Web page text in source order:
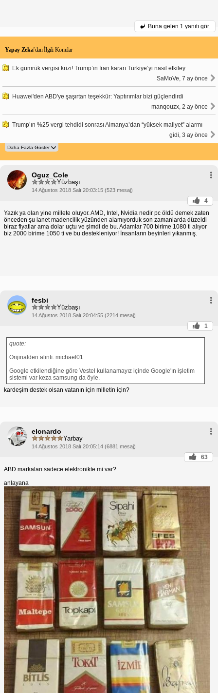
Buna gelen 1 yanıtı gör.
Yapay Zeka’dan İlgili Konular
Ek gümrük vergisi krizi! Trump’ın İran kararı Türkiye’yi nasıl etkiley
SaMoVe, 7 ay önce
Huawei'den ABD'ye şaşırtan teşekkür: Yaptırımlar bizi güçlendirdi
manqouzx, 2 ay önce
Trump’ın %25 vergi tehdidi sonrası Almanya’dan “yüksek maliyet” alarmı
gidi, 3 ay önce
Oguz_Cole
Yüzbaşı
14 Ağustos 2018 Salı 20:03:15 (523 mesaj)
4
Yazık ya olan yine millete oluyor. AMD, Intel, Nvidia nedir pc öldü demek zaten
önceden şu lanet madencilik yüzünden alamıyorduk son zamanlarda düzeldi
biraz fiyatlar ama dolar uçtu ve şimdi de bu. Adamlar 700 birime 1080 ti alıyor
biz 2000 birime 1050 ti ve bu destekleniyor! İnsanların beyinleri yıkanmış.
fesbi
Yüzbaşı
14 Ağustos 2018 Salı 20:04:55 (2214 mesaj)
1
quote:
Orijinalden alıntı: michael01
Google etkilendiğine göre Vestel kullanamayız içinde Google'ın işletim
sistemi var keza samsung da öyle.
kardeşim destek olsan vatanın için milletin için?
elonardo
Yarbay
14 Ağustos 2018 Salı 20:05:14 (6881 mesaj)
63
ABD markaları sadece elektronikte mi var?
anlayana